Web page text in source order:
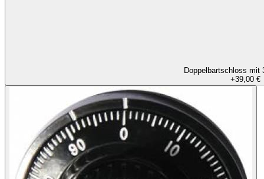
Doppelbartschloss mit
+39,00 €